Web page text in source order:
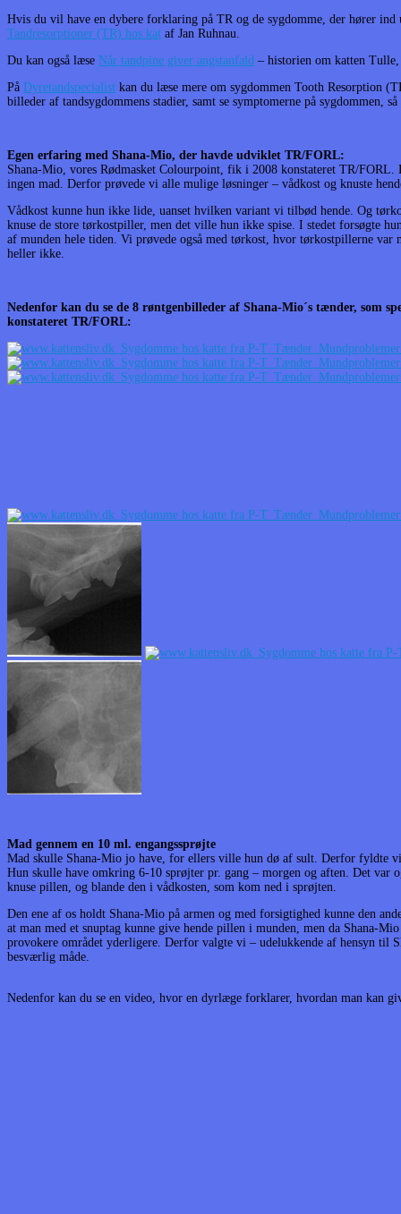
Hvis du vil have en dybere forklaring på TR og de sygdomme, der hører
Tandresorptioner (TR) hos kat af Jan Ruhnau.
Du kan også læse Når tandpine giver angstanfald – historien om katten
På Dyretandspecialist kan du læse mere om sygdommen Tooth Resorption
billeder af tandsygdommens stadier, samt se symptomerne på sygdommen,
Egen erfaring med Shana-Mio, der havde udviklet TR/FORL:
Shana-Mio, vores Rødmasket Colourpoint, fik i 2008 konstateret TR/
ingen mad. Derfor prøvede vi alle mulige løsninger – vådkost og knuste
Vådkost kunne hun ikke lide, uanset hvilken variant vi tilbød hende. Og
knuse de store tørkostpiller, men det ville hun ikke spise. I stedet forsøgte
af munden hele tiden. Vi prøvede også med tørkost, hvor tørkostpillerne
heller ikke.
Nedenfor kan du se de 8 røntgenbilleder af Shana-Mio´s tænder, som
konstateret TR/FORL:
Mad gennem en 10 ml. engangssprøjte
Mad skulle Shana-Mio jo have, for ellers ville hun dø af sult. Derfor fyldte vi
Hun skulle have omkring 6-10 sprøjter pr. gang – morgen og aften. Det var
knuse pillen, og blande den i vådkosten, som kom ned i sprøjten.
Den ene af os holdt Shana-Mio på armen og med forsigtighed kunne den
at man med et snuptag kunne give hende pillen i munden, men da Shana-
provokere området yderligere. Derfor valgte vi – udelukkende af hensyn til
besværlig måde.
Nedenfor kan du se en video, hvor en dyrlæge forklarer, hvordan man kan